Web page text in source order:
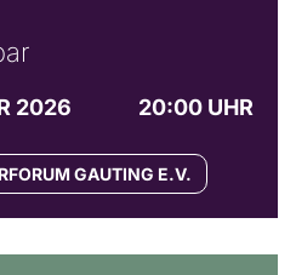
2026
20:00 UHR
GAUTING E.V.